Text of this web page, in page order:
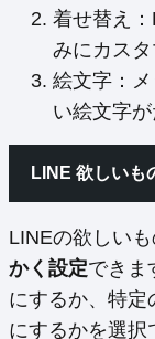
着せ替え
みにカスタ
絵文字：
い絵文字が
LINE 欲しいも
LINEの欲しいも
かく設定できま
にするか、特定
にするかを選択